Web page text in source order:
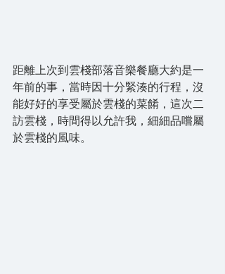
距離上次到雲棧部落音樂餐廳大約是一
年前的事，當時因十分緊湊的行程，沒
能好好的享受屬於雲棧的菜餚，這次二
訪雲棧，時間得以允許我，細細品嚐屬
於雲棧的風味。